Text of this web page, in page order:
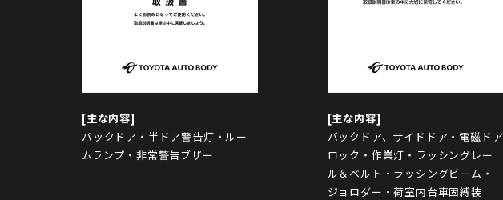
バックドア・半ドア警告灯・ルー
ムランプ・非常警告ブザー
バックドア、サイドドア・電磁ドア
ロック・作業灯・ラッシングレー
ル＆ベルト・ラッシングビーム・
ジョロダー・荷室内台車固縛装